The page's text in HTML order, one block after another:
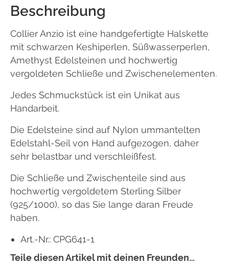
Beschreibung
Collier Anzio ist eine handgefertigte Halskette
mit schwarzen Keshiperlen, Süßwasserperlen,
Amethyst Edelsteinen und hochwertig
vergoldeten Schließe und Zwischenelementen.
Jedes Schmuckstück ist ein Unikat aus
Handarbeit.
Die Edelsteine sind auf Nylon ummantelten
Edelstahl-Seil von Hand aufgezogen, daher
sehr belastbar und verschleißfest.
Die Schließe und Zwischenteile sind aus
hochwertig vergoldetem Sterling Silber
(925/1000), so das Sie lange daran Freude
haben.
Art.-Nr.: CPG641-1
Teile diesen Artikel mit deinen Freunden…